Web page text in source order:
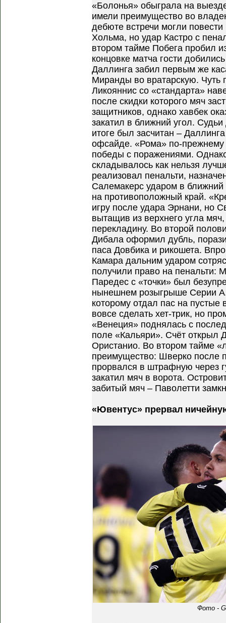
«Болонья» обыграла на
имели преимущество во
дебюте встречи могли
Хольма, но удар Кастро с
втором тайме Побега пробил
концовке матча гости
Даллинга забил первым же
Миранды во вратарскую. Чуть
Ликояннис со «стандарта»
после скидки которого мяч
защитников, однако хавбек
закатил в ближний угол.
итоге был засчитан –
офсайде. «Рома» по-прежнему
победы с поражениями.
складывалось как нельзя
реализовал пенальти,
Салемакерс ударом в ближний
на противоположный край.
игру после удара Эрнани, но
вытащив из верхнего угла
перекладину. Во второй
Дибала оформил дубль,
паса Довбика и рикошета.
Камара дальним ударом
получили право на пенальти:
Паредес с «точки» был
нынешнем розыгрыше Серии
которому отдал пас на пустые
вовсе сделать хет-трик, но
«Венеция» поднялась с
поле «Кальяри». Счёт открыл
Ористанио. Во втором тайме
преимущество: Шверко после
прорвался в штрафную через
закатил мяч в ворота.
забитый мяч – Паволетти
«Ювентус» прервал
Фото -